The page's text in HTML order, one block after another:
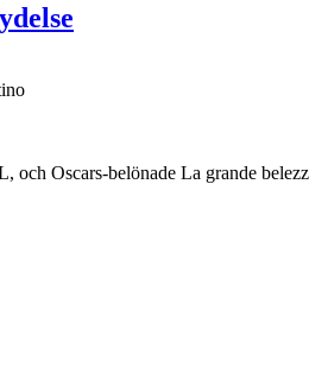
Oscars-belönade La grande